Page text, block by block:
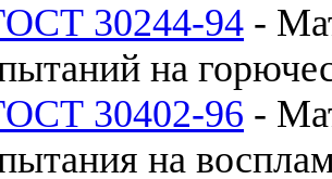
30244-94 -
на
30402-96 -
на